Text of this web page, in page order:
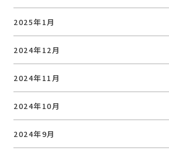
2025年1月
2024年12月
2024年11月
2024年10月
2024年9月